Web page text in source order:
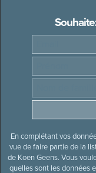
En complétant vos
vue de faire partie de la
de Koen Geens. Vous
quelles sont les données